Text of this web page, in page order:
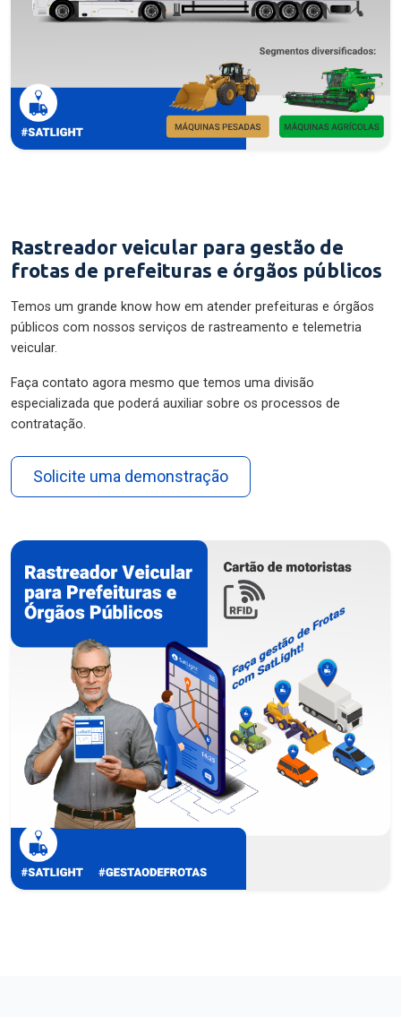
Rastreador veicular para gestão de
frotas de prefeituras e órgãos públicos
Temos um grande know how em atender prefeituras e órgãos
públicos com nossos serviços de rastreamento e telemetria
veicular.
Faça contato agora mesmo que temos uma divisão
especializada que poderá auxiliar sobre os processos de
contratação.
Solicite uma demonstração